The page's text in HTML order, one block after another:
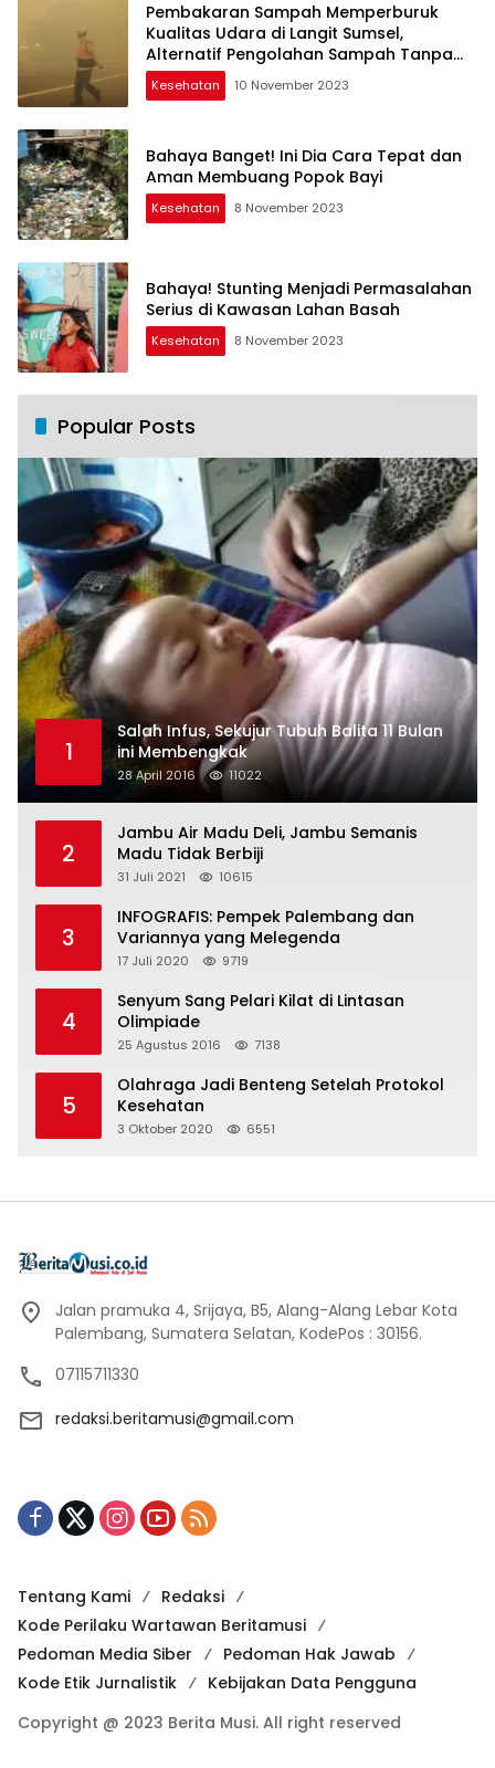
Pembakaran Sampah Memperburuk
Kualitas Udara di Langit Sumsel,
Alternatif Pengolahan Sampah Tanpa
Pembakaran
Kesehatan 10 November 2023
Bahaya Banget! Ini Dia Cara Tepat dan
Aman Membuang Popok Bayi
Kesehatan 8 November 2023
Bahaya! Stunting Menjadi Permasalahan
Serius di Kawasan Lahan Basah
Kesehatan 8 November 2023
Popular Posts
1
Salah Infus, Sekujur Tubuh Balita 11 Bulan
ini Membengkak
28 April 2016 11022
2
Jambu Air Madu Deli, Jambu Semanis
Madu Tidak Berbiji
31 Juli 2021 10615
3
INFOGRAFIS: Pempek Palembang dan
Variannya yang Melegenda
17 Juli 2020 9719
4
Senyum Sang Pelari Kilat di Lintasan
Olimpiade
25 Agustus 2016 7138
5
Olahraga Jadi Benteng Setelah Protokol
Kesehatan
3 Oktober 2020 6551
Jalan pramuka 4, Srijaya, B5, Alang-Alang Lebar Kota
Palembang, Sumatera Selatan, KodePos : 30156.
07115711330
redaksi.beritamusi@gmail.com
Tentang Kami
Redaksi
Kode Perilaku Wartawan Beritamusi
Pedoman Media Siber
Pedoman Hak Jawab
Kode Etik Jurnalistik
Kebijakan Data Pengguna
Copyright @ 2023 Berita Musi. All right reserved